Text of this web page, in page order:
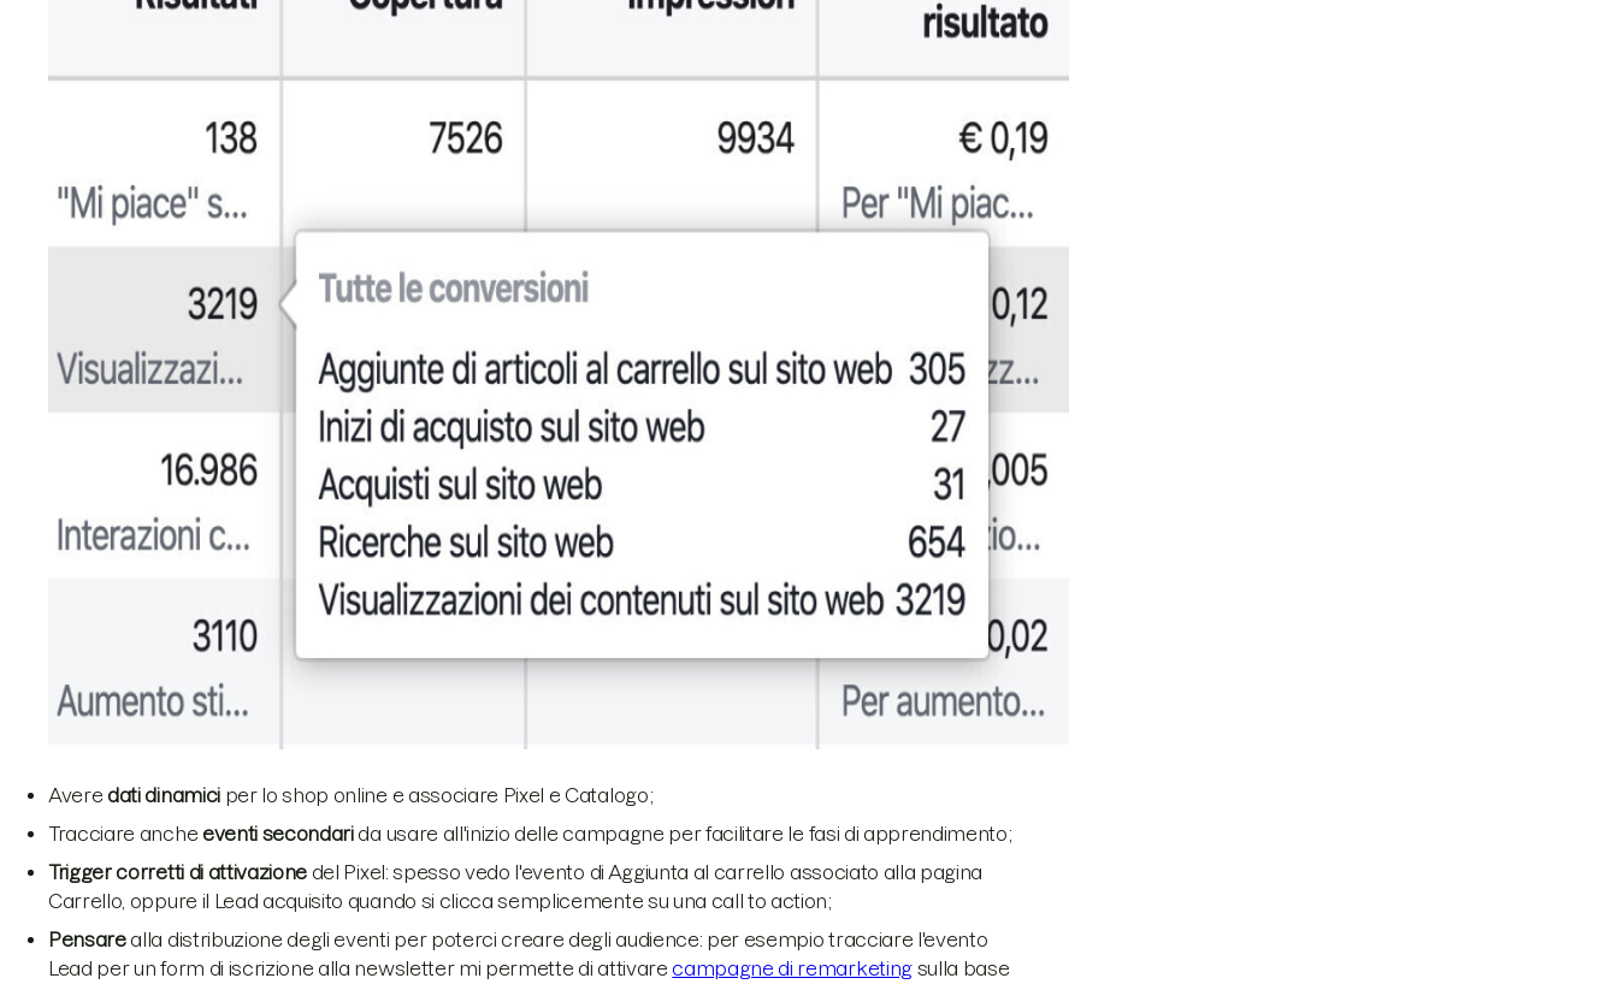
Avere dati dinamiciper lo shop online e associare Pixel e Catalogo;
Tracciare anche eventi secondarida usare all'inizio delle campagne per facilitare le fasi di apprendimento;
Trigger corretti di attivazione del Pixel: spesso vedo l'evento di Aggiunta al carrello associato alla pagina
Carrello, oppure il Lead acquisito quando si clicca semplicemente su una call to action;
Pensarealla distribuzione degli eventi per poterci creare degli audience: per esempio tracciare l'evento
Lead per un form di iscrizione alla newsletter mi permette di attivarecampagne di remarketingsulla base